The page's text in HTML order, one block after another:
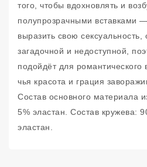
того, чтобы вдохновлять и
полупрозрачными вставками
выразить свою сексуальность,
загадочной и недоступной,
подойдёт для романтического
чья красота и грация
Состав основного материала
5% эластан. Состав кружева:
эластан.